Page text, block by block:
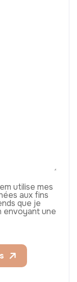
utilise mes
aux fins
que je
envoyant une